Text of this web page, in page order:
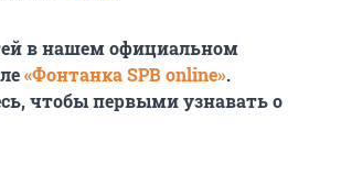
в нашем официальном
«Фонтанка SPB online».
чтобы первыми узнавать о